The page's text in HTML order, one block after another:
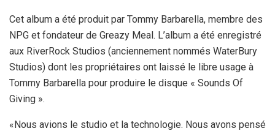
Cet album a été produit par Tommy Barbarella, membre des
NPG et fondateur de Greazy Meal. L’album a été enregistré
aux RiverRock Studios (anciennement nommés WaterBury
Studios) dont les propriétaires ont laissé le libre usage à
Tommy Barbarella pour produire le disque « Sounds Of
Giving ».
«Nous avions le studio et la technologie. Nous avons pensé